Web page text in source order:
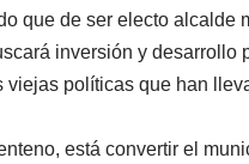
que de ser electo alcalde
inversión y desarrollo
políticas que han
está convertir el